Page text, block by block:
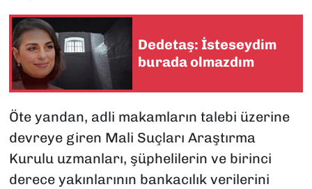
Dedetaş: İsteseydim
burada olmazdım
Öte yandan, adli makamların talebi üzerine
devreye giren Mali Suçları Araştırma
Kurulu uzmanları, şüphelilerin ve birinci
derece yakınlarının bankacılık verilerini